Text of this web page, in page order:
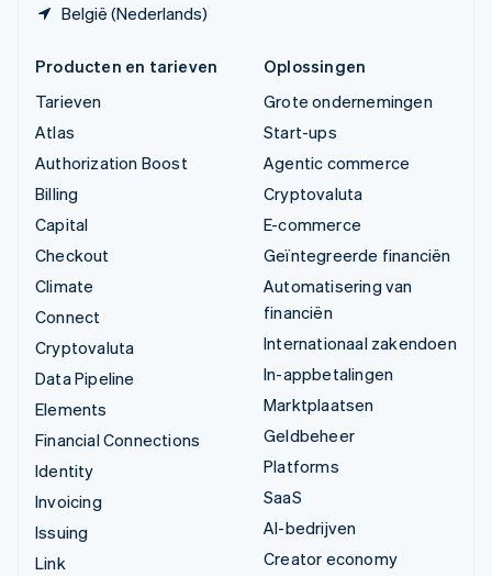
België (Nederlands)
Producten en tarieven
Tarieven
Atlas
Authorization Boost
Billing
Capital
Checkout
Climate
Connect
Cryptovaluta
Data Pipeline
Elements
Financial Connections
Identity
Invoicing
Issuing
Link
Oplossingen
Grote ondernemingen
Start-ups
Agentic commerce
Cryptovaluta
E-commerce
Geïntegreerde financiën
Automatisering van
financiën
Internationaal zakendoen
In-appbetalingen
Marktplaatsen
Geldbeheer
Platforms
SaaS
AI-bedrijven
Creator economy